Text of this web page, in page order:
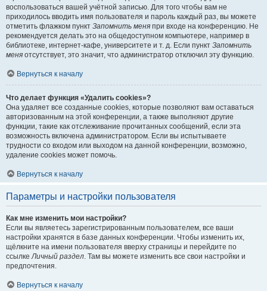
воспользоваться вашей учётной записью. Для того чтобы вам не
приходилось вводить имя пользователя и пароль каждый раз, вы можете
отметить флажком пункт Запомнить меня при входе на конференцию. Не
рекомендуется делать это на общедоступном компьютере, например в
библиотеке, интернет-кафе, университете и т. д. Если пункт Запомнить
меня отсутствует, это значит, что администратор отключил эту функцию.
Вернуться к началу
Что делает функция «Удалить cookies»?
Она удаляет все созданные cookies, которые позволяют вам оставаться
авторизованным на этой конференции, а также выполняют другие
функции, такие как отслеживание прочитанных сообщений, если эта
возможность включена администратором. Если вы испытываете
трудности со входом или выходом на данной конференции, возможно,
удаление cookies может помочь.
Вернуться к началу
Параметры и настройки пользователя
Как мне изменить мои настройки?
Если вы являетесь зарегистрированным пользователем, все ваши
настройки хранятся в базе данных конференции. Чтобы изменить их,
щёлкните на имени пользователя вверху страницы и перейдите по
ссылкеЛичный раздел. Там вы можете изменить все свои настройки и
предпочтения.
Вернуться к началу